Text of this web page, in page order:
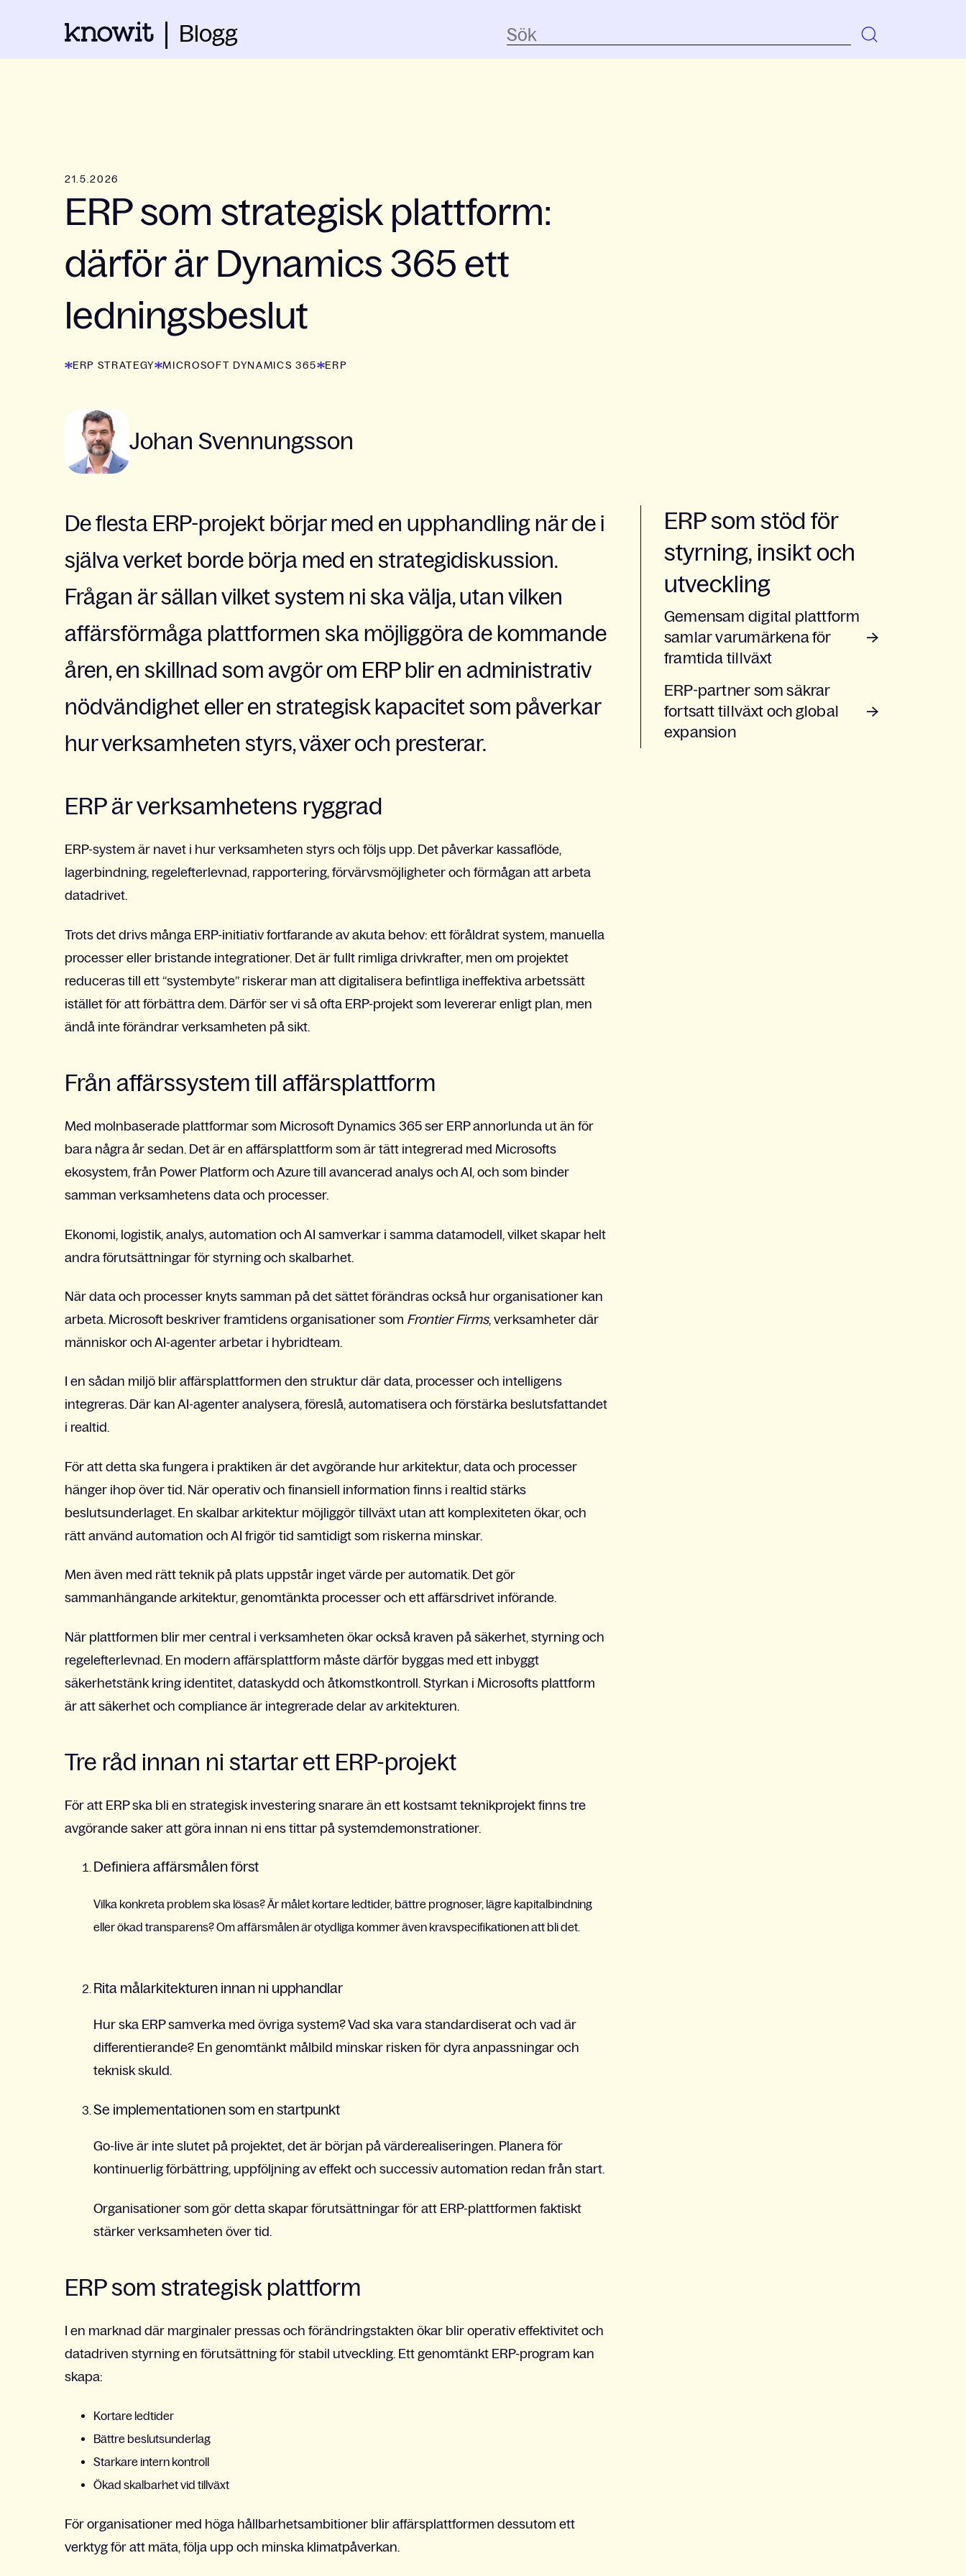
Blogg
21.5.2026
ERP som strategisk plattform:
därför är Dynamics 365 ett
ledningsbeslut
ERP STRATEGY MICROSOFT DYNAMICS 365 ERP
Johan Svennungsson
De flesta ERP-projekt börjar med en upphandling när de i
själva verket borde börja med en strategidiskussion.
Frågan är sällan vilket system ni ska välja, utan vilken
affärsförmåga plattformen ska möjliggöra de kommande
åren, en skillnad som avgör om ERP blir en administrativ
nödvändighet eller en strategisk kapacitet som påverkar
hur verksamheten styrs, växer och presterar.
ERP är verksamhetens ryggrad
ERP-system är navet i hur verksamheten styrs och följs upp. Det påverkar kassaflöde,
lagerbindning, regelefterlevnad, rapportering, förvärvsmöjligheter och förmågan att arbeta
datadrivet.
Trots det drivs många ERP-initiativ fortfarande av akuta behov: ett föråldrat system, manuella
processer eller bristande integrationer. Det är fullt rimliga drivkrafter, men om projektet
reduceras till ett “systembyte” riskerar man att digitalisera befintliga ineffektiva arbetssätt
istället för att förbättra dem. Därför ser vi så ofta ERP-projekt som levererar enligt plan, men
ändå inte förändrar verksamheten på sikt.
Från affärssystem till affärsplattform
Med molnbaserade plattformar som Microsoft Dynamics 365 ser ERP annorlunda ut än för
bara några år sedan. Det är en affärsplattform som är tätt integrerad med Microsofts
ekosystem, från Power Platform och Azure till avancerad analys och AI, och som binder
samman verksamhetens data och processer.
Ekonomi, logistik, analys, automation och AI samverkar i samma datamodell, vilket skapar helt
andra förutsättningar för styrning och skalbarhet.
När data och processer knyts samman på det sättet förändras också hur organisationer kan
arbeta. Microsoft beskriver framtidens organisationer som Frontier Firms, verksamheter där
människor och AI-agenter arbetar i hybridteam.
I en sådan miljö blir affärsplattformen den struktur där data, processer och intelligens
integreras. Där kan AI-agenter analysera, föreslå, automatisera och förstärka beslutsfattandet
i realtid.
För att detta ska fungera i praktiken är det avgörande hur arkitektur, data och processer
hänger ihop över tid. När operativ och finansiell information finns i realtid stärks
beslutsunderlaget. En skalbar arkitektur möjliggör tillväxt utan att komplexiteten ökar, och
rätt använd automation och AI frigör tid samtidigt som riskerna minskar.
Men även med rätt teknik på plats uppstår inget värde per automatik. Det gör
sammanhängande arkitektur, genomtänkta processer och ett affärsdrivet införande.
När plattformen blir mer central i verksamheten ökar också kraven på säkerhet, styrning och
regelefterlevnad. En modern affärsplattform måste därför byggas med ett inbyggt
säkerhetstänk kring identitet, dataskydd och åtkomstkontroll. Styrkan i Microsofts plattform
är att säkerhet och compliance är integrerade delar av arkitekturen.
Tre råd innan ni startar ett ERP-projekt
För att ERP ska bli en strategisk investering snarare än ett kostsamt teknikprojekt finns tre
avgörande saker att göra innan ni ens tittar på systemdemonstrationer.
Definiera affärsmålen först
Vilka konkreta problem ska lösas? Är målet kortare ledtider, bättre prognoser, lägre kapitalbindning
eller ökad transparens? Om affärsmålen är otydliga kommer även kravspecifikationen att bli det.
Rita målarkitekturen innan ni upphandlar
Hur ska ERP samverka med övriga system? Vad ska vara standardiserat och vad är
differentierande? En genomtänkt målbild minskar risken för dyra anpassningar och
teknisk skuld.
Se implementationen som en startpunkt
Go-live är inte slutet på projektet, det är början på värderealiseringen. Planera för
kontinuerlig förbättring, uppföljning av effekt och successiv automation redan från start.
Organisationer som gör detta skapar förutsättningar för att ERP-plattformen faktiskt
stärker verksamheten över tid.
ERP som strategisk plattform
I en marknad där marginaler pressas och förändringstakten ökar blir operativ effektivitet och
datadriven styrning en förutsättning för stabil utveckling. Ett genomtänkt ERP-program kan
skapa:
Kortare ledtider
Bättre beslutsunderlag
Starkare intern kontroll
Ökad skalbarhet vid tillväxt
För organisationer med höga hållbarhetsambitioner blir affärsplattformen dessutom ett
verktyg för att mäta, följa upp och minska klimatpåverkan.
ERP som stöd för
styrning, insikt och
utveckling
Gemensam digital plattform
samlar varumärkena för
framtida tillväxt
ERP-partner som säkrar
fortsatt tillväxt och global
expansion